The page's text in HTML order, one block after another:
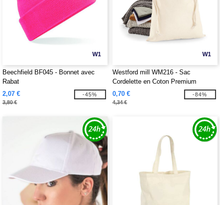
W1
Beechfield BF045 - Bonnet avec
Rabat
2,07 €
3,80 €
-45%
W1
Westford mill WM216 - Sac
Cordelette en Coton Premium
0,70 €
4,34 €
-84%